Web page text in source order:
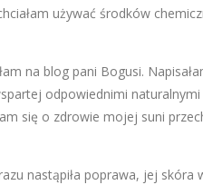
używać środków
na blog pani Bogusi.
odpowiednimi naturalnymi
się o zdrowie mojej suni
nastąpiła poprawa, jej skóra